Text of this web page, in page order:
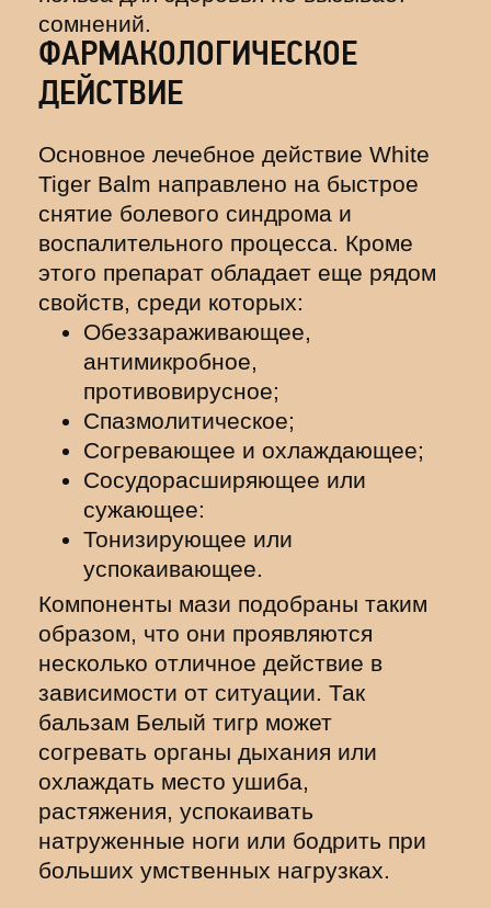
сомнений.
ФАРМАКОЛОГИЧЕСКОЕ
ДЕЙСТВИЕ
Основное лечебное действие White
Tiger Balm направлено на быстрое
снятие болевого синдрома и
воспалительного процесса. Кроме
этого препарат обладает еще рядом
свойств, среди которых:
Обеззараживающее,
антимикробное,
противовирусное;
Спазмолитическое;
Согревающее и охлаждающее;
Сосудорасширяющее или
сужающее:
Тонизирующее или
успокаивающее.
Компоненты мази подобраны таким
образом, что они проявляются
несколько отличное действие в
зависимости от ситуации. Так
бальзам Белый тигр может
согревать органы дыхания или
охлаждать место ушиба,
растяжения, успокаивать
натруженные ноги или бодрить при
больших умственных нагрузках.